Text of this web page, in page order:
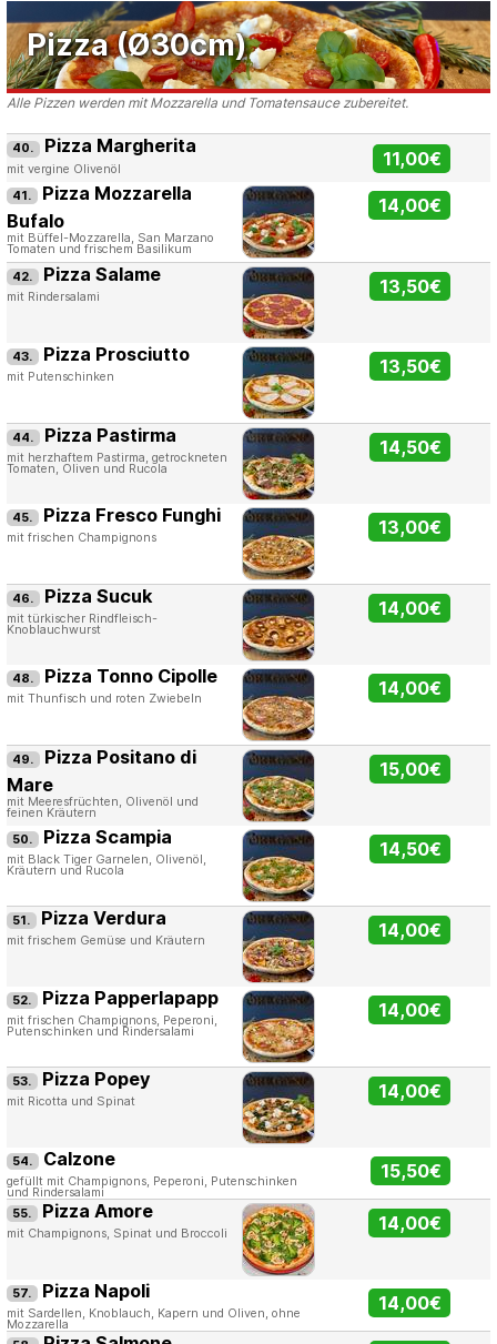
Pizza (Ø30cm)
Alle Pizzen werden mit Mozzarella und Tomatensauce zubereitet.
40. Pizza Margherita
mit vergine Olivenöl 11,00€
41. Pizza Mozzarella
Bufalo
mit Büffel-Mozzarella, San Marzano
Tomaten und frischem Basilikum
14,00€
42. Pizza Salame
mit Rindersalami 13,50€
43. Pizza Prosciutto
mit Putenschinken 13,50€
44. Pizza Pastirma
mit herzhaftem Pastirma, getrockneten
Tomaten, Oliven und Rucola
14,50€
45. Pizza Fresco Funghi
mit frischen Champignons 13,00€
46. Pizza Sucuk
mit türkischer Rindfleisch-
Knoblauchwurst
14,00€
48. Pizza Tonno Cipolle
mit Thunfisch und roten Zwiebeln 14,00€
49. Pizza Positano di
Mare
mit Meeresfrüchten, Olivenöl und
feinen Kräutern
15,00€
50. Pizza Scampia
mit Black Tiger Garnelen, Olivenöl,
Kräutern und Rucola
14,50€
51. Pizza Verdura
mit frischem Gemüse und Kräutern 14,00€
52. Pizza Papperlapapp
mit frischen Champignons, Peperoni,
Putenschinken und Rindersalami
14,00€
53. Pizza Popey
mit Ricotta und Spinat 14,00€
54. Calzone
gefüllt mit Champignons, Peperoni, Putenschinken
und Rindersalami
15,50€
55. Pizza Amore
mit Champignons, Spinat und Broccoli 14,00€
57. Pizza Napoli
mit Sardellen, Knoblauch, Kapern und Oliven, ohne
Mozzarella
14,00€